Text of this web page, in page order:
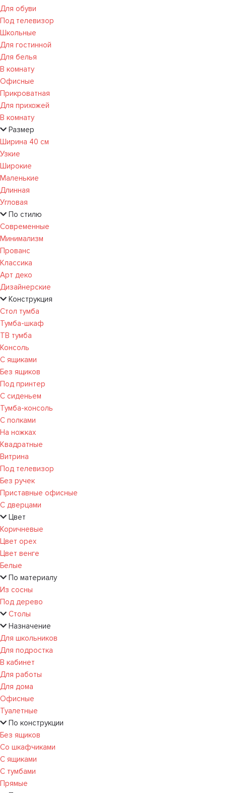
Для обуви
Под телевизор
Школьные
Для гостинной
Для белья
В комнату
Офисные
Прикроватная
Для прихожей
В комнату
Размер
Ширина 40 см
Узкие
Широкие
Маленькие
Длинная
Угловая
По стилю
Современные
Минимализм
Прованс
Классика
Арт деко
Дизайнерские
Конструкция
Стол тумба
Тумба-шкаф
ТВ тумба
Консоль
С ящиками
Без ящиков
Под принтер
С сиденьем
Тумба-консоль
С полками
На ножках
Квадратные
Витрина
Под телевизор
Без ручек
Приставные офисные
С дверцами
Цвет
Коричневые
Цвет орех
Цвет венге
Белые
По материалу
Из сосны
Под дерево
Столы
Назначение
Для школьников
Для подростка
В кабинет
Для работы
Для дома
Офисные
Туалетные
По конструкции
Без ящиков
Со шкафчиками
С ящиками
С тумбами
Прямые